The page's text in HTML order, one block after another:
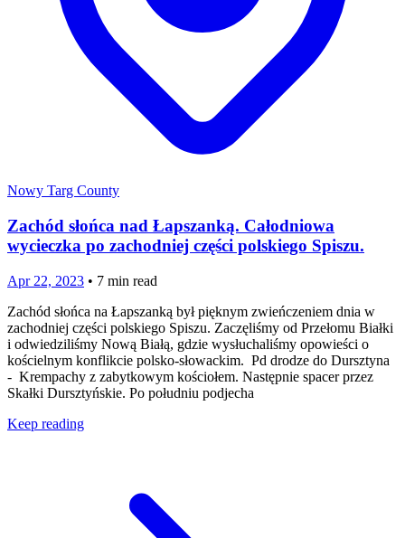
Nowy Targ County
Zachód słońca nad Łapszanką. Całodniowa
wycieczka po zachodniej części polskiego Spiszu.
Apr 22, 2023 • 7 min read
Zachód słońca na Łapszanką był pięknym zwieńczeniem dnia w
zachodniej części polskiego Spiszu. Zaczęliśmy od Przełomu Białki
i odwiedziliśmy Nową Białą, gdzie wysłuchaliśmy opowieści o
kościelnym konflikcie polsko-słowackim. Pd drodze do Dursztyna
- Krempachy z zabytkowym kościołem. Następnie spacer przez
Skałki Dursztyńskie. Po południu podjecha
Keep reading